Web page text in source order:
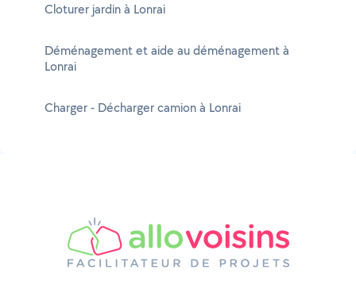
Cloturer jardin à Lonrai
Déménagement et aide au déménagement à
Lonrai
Charger - Décharger camion à Lonrai